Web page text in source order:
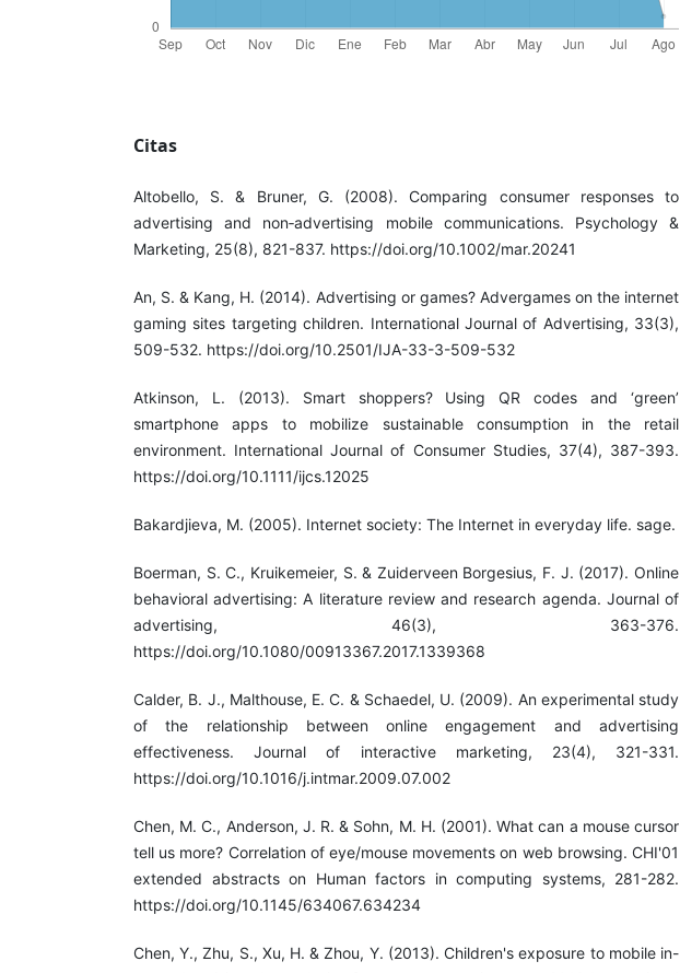
Citas
Altobello, S. & Bruner, G. (2008). Comparing consumer responses to
advertising and non‐advertising mobile communications. Psychology &
Marketing, 25(8), 821-837. https://doi.org/10.1002/mar.20241
An, S. & Kang, H. (2014). Advertising or games? Advergames on the internet
gaming sites targeting children. International Journal of Advertising, 33(3),
509-532. https://doi.org/10.2501/IJA-33-3-509-532
Atkinson, L. (2013). Smart shoppers? Using QR codes and ‘green’
smartphone apps to mobilize sustainable consumption in the retail
environment. International Journal of Consumer Studies, 37(4), 387-393.
https://doi.org/10.1111/ijcs.12025
Bakardjieva, M. (2005). Internet society: The Internet in everyday life. sage.
Boerman, S. C., Kruikemeier, S. & Zuiderveen Borgesius, F. J. (2017). Online
behavioral advertising: A literature review and research agenda. Journal of
advertising, 46(3), 363-376.
https://doi.org/10.1080/00913367.2017.1339368
Calder, B. J., Malthouse, E. C. & Schaedel, U. (2009). An experimental study
of the relationship between online engagement and advertising
effectiveness. Journal of interactive marketing, 23(4), 321-331.
https://doi.org/10.1016/j.intmar.2009.07.002
Chen, M. C., Anderson, J. R. & Sohn, M. H. (2001). What can a mouse cursor
tell us more? Correlation of eye/mouse movements on web browsing. CHI'01
extended abstracts on Human factors in computing systems, 281-282.
https://doi.org/10.1145/634067.634234
Chen, Y., Zhu, S., Xu, H. & Zhou, Y. (2013). Children's exposure to mobile in-